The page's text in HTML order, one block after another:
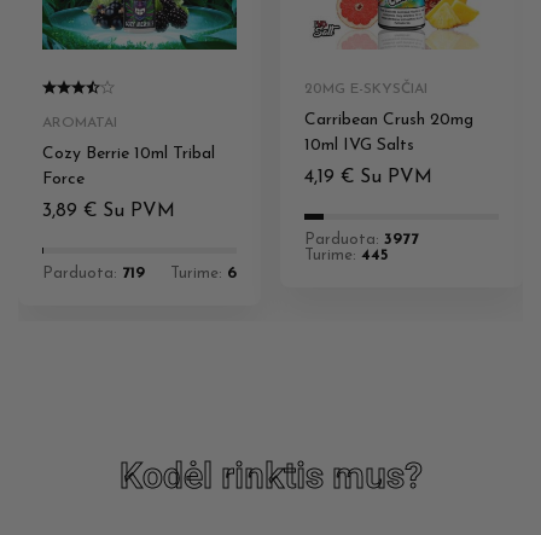
AROMATAI
Cozy Berrie 10ml Tribal
Force
3,89 € Su PVM
Parduota: 719 Turime: 6
20MG E-SKYSČIAI
Carribean Crush 20mg
10ml IVG Salts
4,19 € Su PVM
Parduota: 3977
Turime: 445
Kodėl rinktis mus?